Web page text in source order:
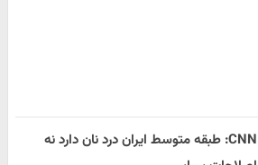
CNN: طبقه متوسط ایران درد نان دارد نه